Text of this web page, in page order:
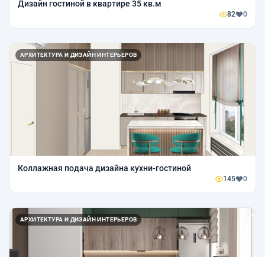
Дизайн гостиной в квартире 35 кв.м
82 0
АРХИТЕКТУРА И ДИЗАЙН ИНТЕРЬЕРОВ
Коллажная подача дизайна кухни-гостиной
145 0
АРХИТЕКТУРА И ДИЗАЙН ИНТЕРЬЕРОВ